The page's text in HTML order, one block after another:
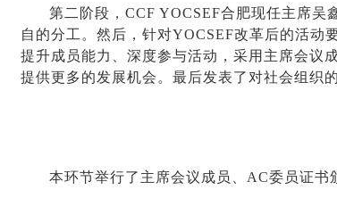
第二阶段，CCF YOCSEF合肥现任主席吴
自的分工。然后，针对YOCSEF改革后的活动
提升成员能力、深度参与活动，采用主席会议
提供更多的发展机会。最后发表了对社会组织
本环节举行了主席会议成员、AC委员证书